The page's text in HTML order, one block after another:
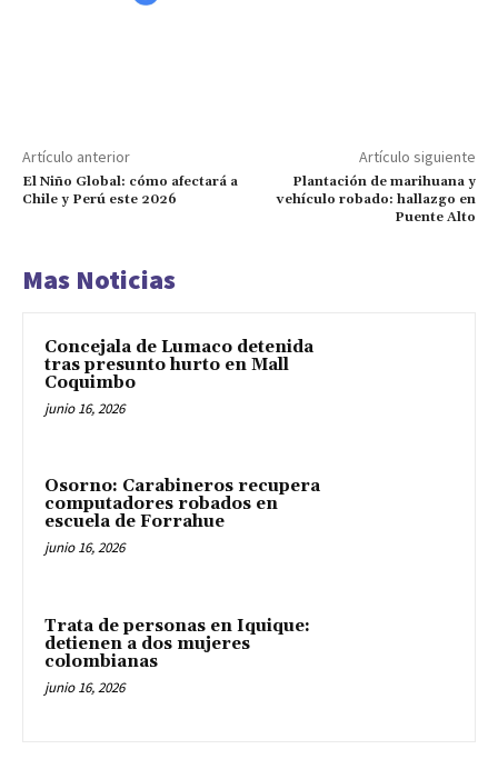
Artículo anterior
El Niño Global: cómo afectará a
Chile y Perú este 2026
Artículo siguiente
Plantación de marihuana y
vehículo robado: hallazgo en
Puente Alto
Mas Noticias
Concejala de Lumaco detenida
tras presunto hurto en Mall
Coquimbo
junio 16, 2026
Osorno: Carabineros recupera
computadores robados en
escuela de Forrahue
junio 16, 2026
Trata de personas en Iquique:
detienen a dos mujeres
colombianas
junio 16, 2026